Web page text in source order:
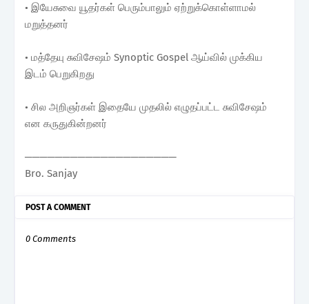
• இயேசுவை யூதர்கள் பெரும்பாலும் ஏற்றுக்கொள்ளாமல்
மறுத்தனர்
• மத்தேயு சுவிசேஷம் Synoptic Gospel ஆய்வில் முக்கிய
இடம் பெறுகிறது
• சில அறிஞர்கள் இதையே முதலில் எழுதப்பட்ட சுவிசேஷம்
என கருதுகின்றனர்
────────────────────
Bro. Sanjay
POST A COMMENT
0 Comments